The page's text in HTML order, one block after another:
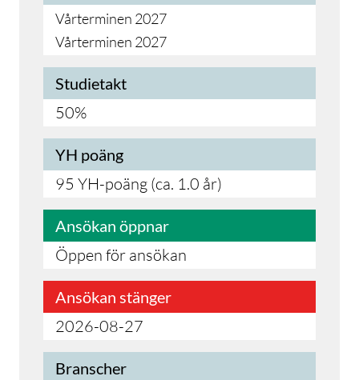
Vårterminen 2027
Vårterminen 2027
Studietakt
50%
YH poäng
95 YH-poäng (ca. 1.0 år)
Ansökan öppnar
Öppen för ansökan
Ansökan stänger
2026-08-27
Branscher